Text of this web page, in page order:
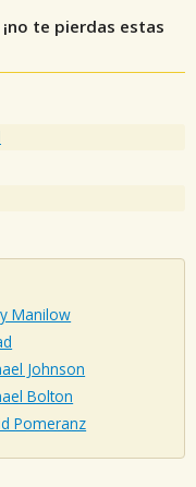
¡no te pierdas estas
Manilow
Johnson
Bolton
Pomeranz